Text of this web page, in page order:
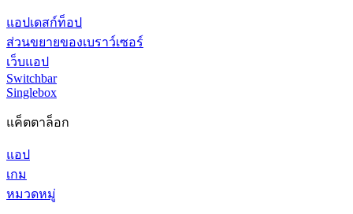
แอปเดสก์ท็อป
ส่วนขยายของเบราว์เซอร์
เว็บแอป
Switchbar
Singlebox
แค็ตตาล็อก
แอป
เกม
หมวดหมู่